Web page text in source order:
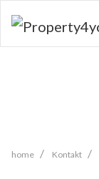
home Kontakt